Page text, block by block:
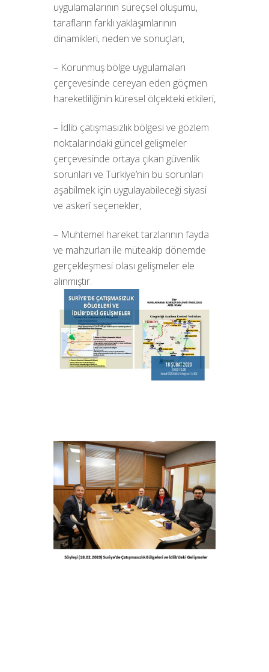
uygulamalarının süreçsel oluşumu,
tarafların farklı yaklaşımlarının
dinamikleri, neden ve sonuçları,
– Korunmuş bölge uygulamaları
çerçevesinde cereyan eden göçmen
hareketliliğinin küresel ölçekteki etkileri,
– İdlib çatışmasızlık bölgesi ve gözlem
noktalarındaki güncel gelişmeler
çerçevesinde ortaya çıkan güvenlik
sorunları ve Türkiye’nin bu sorunları
aşabilmek için uygulayabileceği siyasi
ve askerî seçenekler,
– Muhtemel hareket tarzlarının fayda
ve mahzurları ile müteakip dönemde
gerçekleşmesi olası gelişmeler ele
alınmıştır.